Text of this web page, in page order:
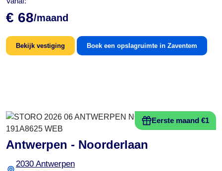
€ 68/maand
Bekijk vestiging Boek een opslagruimte in Zaventem
Eerste maand €1
Antwerpen - Noorderlaan
2030 Antwerpen